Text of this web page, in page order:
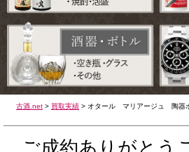
古酒.net > 買取実績 > オタール マリアージュ 陶器